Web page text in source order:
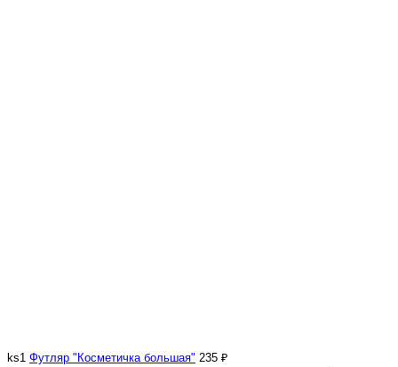
ks1 Футляр "Косметичка большая" 235 ₽